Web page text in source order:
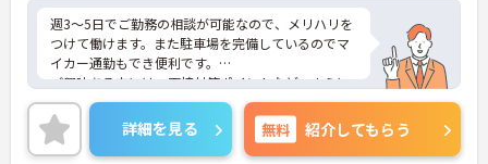
週3～5日でご勤務の相談が可能なので、メリハリを
つけて働けます。また駐車場を完備しているのでマ
イカー通勤もでき便利です。
ご興味ある方には、面接対策ポイントなど、さらに
詳細をお話しいたしますのでお気軽にご相談くださ
い。
詳細を見る 無料 紹介してもらう